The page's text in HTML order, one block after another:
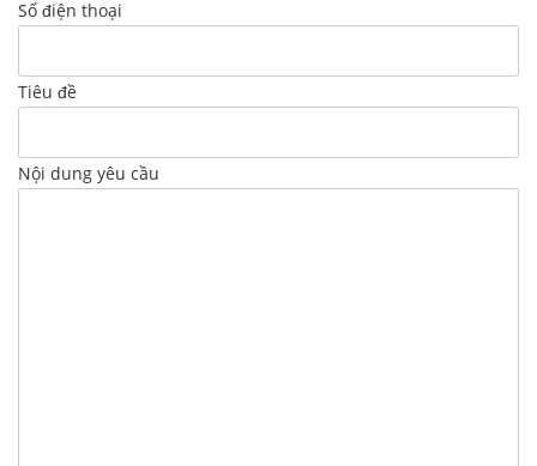
Số điện thoại
Tiêu đề
Nội dung yêu cầu